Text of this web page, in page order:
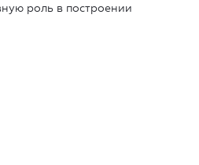
роль в построении